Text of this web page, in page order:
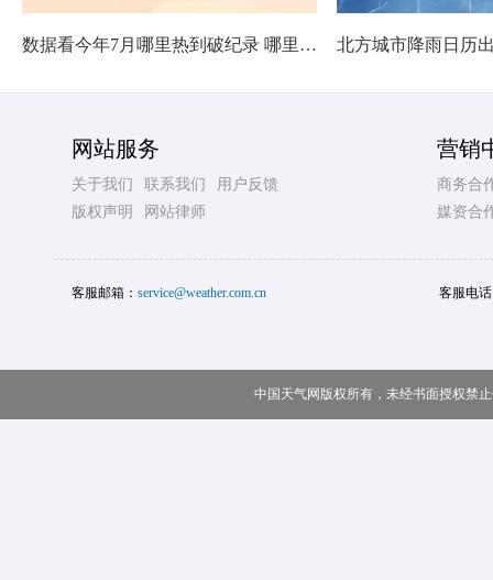
数据看今年7月哪里热到破纪录 哪里暑热连轴转
网站服务
关于我们 联系我们
用户反馈
版权声明
网站律师
营销
商务合
媒资合
客服邮箱： service@weather.com.cn 客服电
中国天气网版权所有，未经书面授权